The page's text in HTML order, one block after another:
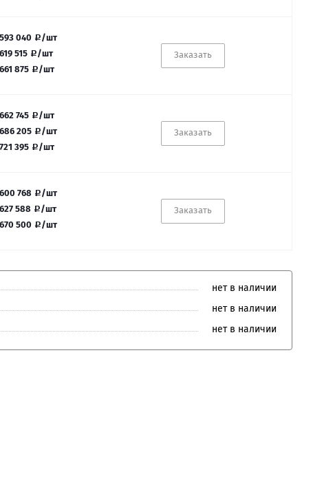
593 040 /шт
619 515 /шт
661 875 /шт
Заказать
662 745 /шт
686 205 /шт
721 395 /шт
Заказать
600 768 /шт
627 588 /шт
670 500 /шт
Заказать
нет в наличии
нет в наличии
нет в наличии